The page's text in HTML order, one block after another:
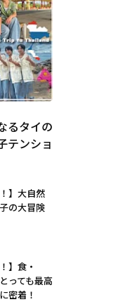
るタイの
テンショ
】大自然
の大冒険
】食・
っても最高
密着！